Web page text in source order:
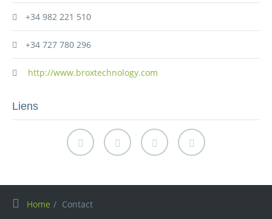
+34 982 221 510
+34 727 780 296
http://www.broxtechnology.com
Liens
Home Contact